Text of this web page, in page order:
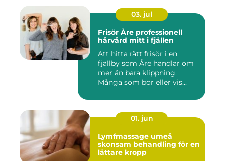
03. jul
Frisör Åre professionell
hårvård mitt i fjällen
Att hitta rätt frisör i en
fjällby som Åre handlar om
mer än bara klippning.
Många som bor eller vis...
01. jun
Lymfmassage umeå
skonsam behandling för en
lättare kropp